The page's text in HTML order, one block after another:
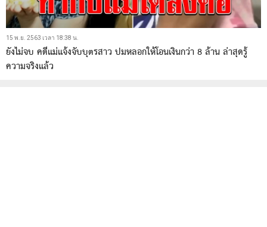
15 พ.ย. 2563 เวลา 18:38 น.
ยังไม่จบ คดีแม่แจ้งจับบุตรสาว ปมหลอกให้โอนเงินกว่า 8 ล้าน ล่าสุดรู้
ความจริงแล้ว